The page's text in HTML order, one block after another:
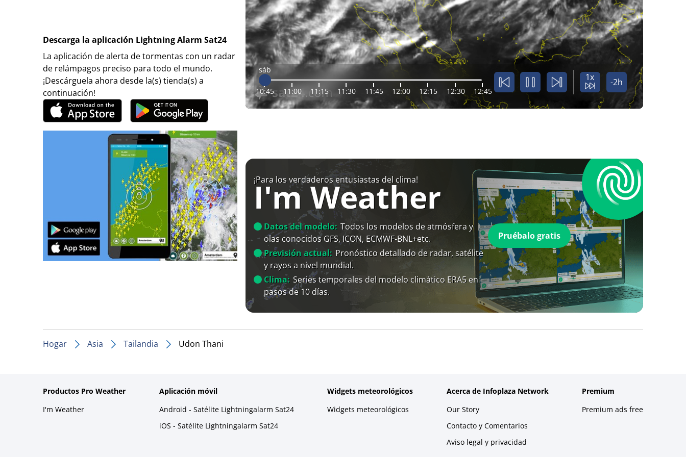
Descarga la aplicación Lightning Alarm Sat24
La aplicación de alerta de tormentas con un radar
de relámpagos preciso para todo el mundo.
¡Descárguela ahora desde la(s) tienda(s) a
continuación!
sáb
10:45 11:00 11:15 11:30 11:45 12:00 12:15 12:30 12:45
1x -2h
¡Para los verdaderos entusiastas del clima!
I'm Weather
Datos del modelo: Todos los modelos de atmósfera y
olas conocidos GFS, ICON, ECMWF-BNL+etc.
Previsión actual: Pronóstico detallado de radar, satélite
y rayos a nivel mundial.
Clima: Series temporales del modelo climático ERA5 en
pasos de 10 días.
Pruébalo gratis
Hogar Asia Tailandia Udon Thani
Productos Pro Weather
I'm Weather
Aplicación móvil
Android - Satélite Lightningalarm Sat24
iOS - Satélite Lightningalarm Sat24
Widgets meteorológicos
Widgets meteorológicos
Acerca de Infoplaza Network
Our Story
Contacto y Comentarios
Aviso legal y privacidad
Premium
Premium ads free